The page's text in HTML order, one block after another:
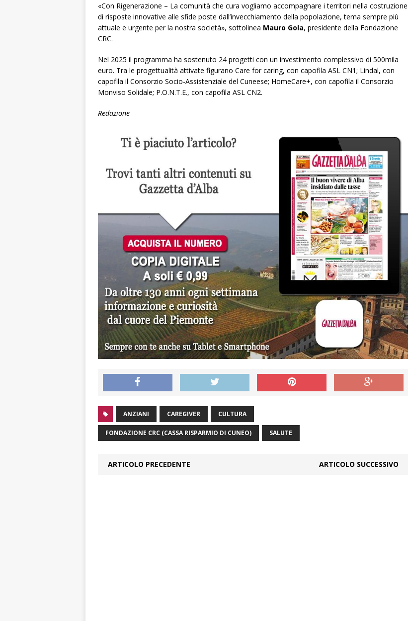
«Con Rigenerazione – La comunità che cura vogliamo accompagnare i territori nella costruzione
di risposte innovative alle sfide poste dall’invecchiamento della popolazione, tema sempre più
attuale e urgente per la nostra società», sottolinea Mauro Gola, presidente della Fondazione
CRC.
Nel 2025 il programma ha sostenuto 24 progetti con un investimento complessivo di 500mila
euro. Tra le progettualità attivate figurano Care for caring, con capofila ASL CN1; Lindal, con
capofila il Consorzio Socio-Assistenziale del Cuneese; HomeCare+, con capofila il Consorzio
Monviso Solidale; P.O.N.T.E., con capofila ASL CN2.
Redazione
ANZIANI CAREGIVER CULTURA
FONDAZIONE CRC (CASSA RISPARMIO DI CUNEO) SALUTE
ARTICOLO PRECEDENTE ARTICOLO SUCCESSIVO